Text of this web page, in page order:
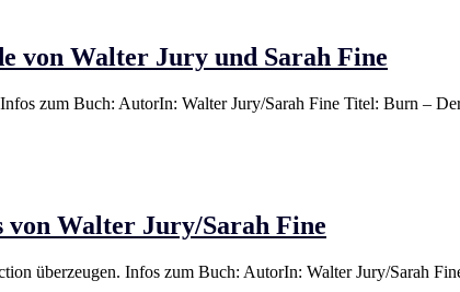
von Walter Jury und Sarah Fine
zum Buch: AutorIn: Walter Jury/Sarah Fine Titel: Burn –
von Walter Jury/Sarah Fine
überzeugen. Infos zum Buch: AutorIn: Walter Jury/Sarah